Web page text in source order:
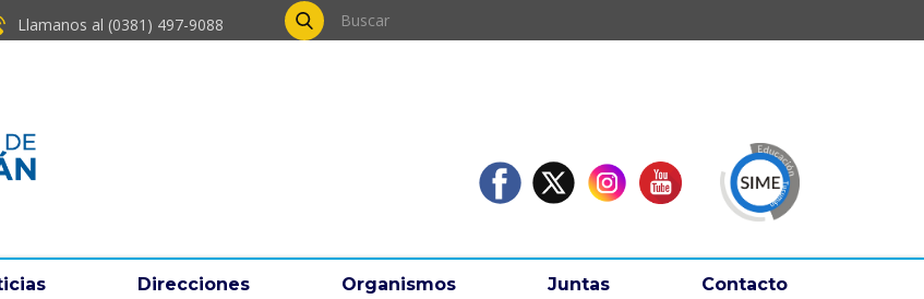
Llamanos al (0381) ​497-9088
Direcciones Organismos Juntas Contacto